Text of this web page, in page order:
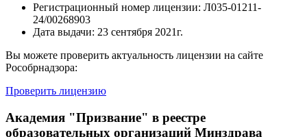
Регистрационный номер лицензии: Л035-01211-
24/00268903
Дата выдачи: 23 сентября 2021г.
Вы можете проверить актуальность лицензии на сайте
Рособрнадзора:
Проверить лицензию
Академия "Призвание" в реестре
образовательных организаций Минздрава